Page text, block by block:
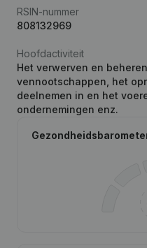
RSIN-nummer
808132969
Hoofdactiviteit
Het verwerven en
vennootschappen, het
deelnemen in en het
ondernemingen enz.